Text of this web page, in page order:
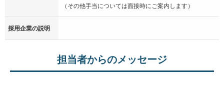
（その他手当については面接時にご案内します）
採用企業の説明
担当者からのメッセージ